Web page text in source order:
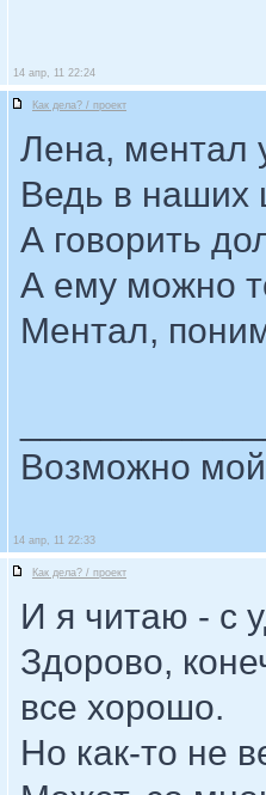
14 апр, 11 22:24
Как дела? / проект
Лена, ментал
Ведь в наших
А говорить
А ему можно
Ментал,
Возможно
14 апр, 11 22:33
Как дела? / проект
И я читаю - с
Здорово,
все хорошо.
Но как-то не